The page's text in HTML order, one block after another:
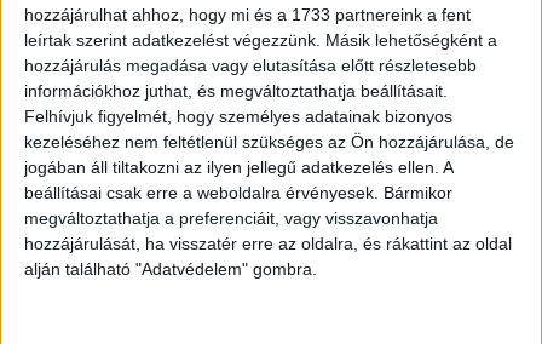
hozzájárulhat ahhoz, hogy mi és a 1733 partnereink a fent
leírtak szerint adatkezelést végezzünk. Másik lehetőségként a
hozzájárulás megadása vagy elutasítása előtt részletesebb
információkhoz juthat, és megváltoztathatja beállításait.
Felhívjuk figyelmét, hogy személyes adatainak bizonyos
kezeléséhez nem feltétlenül szükséges az Ön hozzájárulása, de
jogában áll tiltakozni az ilyen jellegű adatkezelés ellen. A
beállításai csak erre a weboldalra érvényesek. Bármikor
megváltoztathatja a preferenciáit, vagy visszavonhatja
hozzájárulását, ha visszatér erre az oldalra, és rákattint az oldal
alján található "Adatvédelem" gombra.
ami a korrigált nettó eredményben is tükröződik. Az
életbiztosítási üzletág rendkívül erős üzleti teljesítményt
ért el, köszönhetően az összes üzletág pozitív
hozzájárulásának. A nem-életbiztosítási üzletágban a
természeti katasztrófák jelentősebb hatása ellenére a
profitabilitás tovább javult. A vagyonkezelési üzletág
eredményét a Generali Investments Holding és a Banca
Generali erős teljesítménye segítette. Erős
eredményeinkre, valamint magas minőségű és
diverzifikált készpénztermelő forrásainkra, továbbá stabil